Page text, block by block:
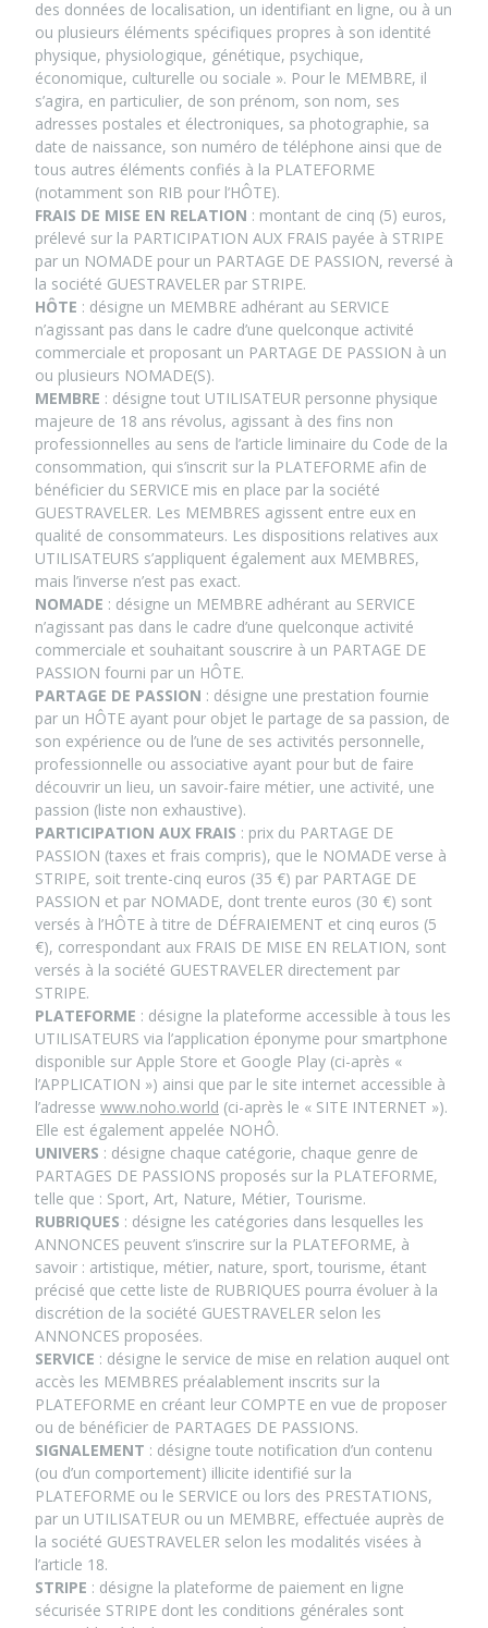
des données de localisation, un identifiant en ligne, ou à un
ou plusieurs éléments spécifiques propres à son identité
physique, physiologique, génétique, psychique,
économique, culturelle ou sociale ». Pour le MEMBRE, il
s’agira, en particulier, de son prénom, son nom, ses
adresses postales et électroniques, sa photographie, sa
date de naissance, son numéro de téléphone ainsi que de
tous autres éléments confiés à la PLATEFORME
(notamment son RIB pour l’HÔTE).
FRAIS DE MISE EN RELATION : montant de cinq (5) euros,
prélevé sur la PARTICIPATION AUX FRAIS payée à STRIPE
par un NOMADE pour un PARTAGE DE PASSION, reversé à
la société GUESTRAVELER par STRIPE.
HÔTE : désigne un MEMBRE adhérant au SERVICE
n’agissant pas dans le cadre d’une quelconque activité
commerciale et proposant un PARTAGE DE PASSION à un
ou plusieurs NOMADE(S).
MEMBRE : désigne tout UTILISATEUR personne physique
majeure de 18 ans révolus, agissant à des fins non
professionnelles au sens de l’article liminaire du Code de la
consommation, qui s’inscrit sur la PLATEFORME afin de
bénéficier du SERVICE mis en place par la société
GUESTRAVELER. Les MEMBRES agissent entre eux en
qualité de consommateurs. Les dispositions relatives aux
UTILISATEURS s’appliquent également aux MEMBRES,
mais l’inverse n’est pas exact.
NOMADE : désigne un MEMBRE adhérant au SERVICE
n’agissant pas dans le cadre d’une quelconque activité
commerciale et souhaitant souscrire à un PARTAGE DE
PASSION fourni par un HÔTE.
PARTAGE DE PASSION : désigne une prestation fournie
par un HÔTE ayant pour objet le partage de sa passion, de
son expérience ou de l’une de ses activités personnelle,
professionnelle ou associative ayant pour but de faire
découvrir un lieu, un savoir-faire métier, une activité, une
passion (liste non exhaustive).
PARTICIPATION AUX FRAIS : prix du PARTAGE DE
PASSION (taxes et frais compris), que le NOMADE verse à
STRIPE, soit trente-cinq euros (35 €) par PARTAGE DE
PASSION et par NOMADE, dont trente euros (30 €) sont
versés à l’HÔTE à titre de DÉFRAIEMENT et cinq euros (5
€), correspondant aux FRAIS DE MISE EN RELATION, sont
versés à la société GUESTRAVELER directement par
STRIPE.
PLATEFORME : désigne la plateforme accessible à tous les
UTILISATEURS via l’application éponyme pour smartphone
disponible sur Apple Store et Google Play (ci-après «
l’APPLICATION ») ainsi que par le site internet accessible à
l’adresse www.noho.world (ci-après le « SITE INTERNET »).
Elle est également appelée NOHÔ.
UNIVERS : désigne chaque catégorie, chaque genre de
PARTAGES DE PASSIONS proposés sur la PLATEFORME,
telle que : Sport, Art, Nature, Métier, Tourisme.
RUBRIQUES : désigne les catégories dans lesquelles les
ANNONCES peuvent s’inscrire sur la PLATEFORME, à
savoir : artistique, métier, nature, sport, tourisme, étant
précisé que cette liste de RUBRIQUES pourra évoluer à la
discrétion de la société GUESTRAVELER selon les
ANNONCES proposées.
SERVICE : désigne le service de mise en relation auquel ont
accès les MEMBRES préalablement inscrits sur la
PLATEFORME en créant leur COMPTE en vue de proposer
ou de bénéficier de PARTAGES DE PASSIONS.
SIGNALEMENT : désigne toute notification d’un contenu
(ou d’un comportement) illicite identifié sur la
PLATEFORME ou le SERVICE ou lors des PRESTATIONS,
par un UTILISATEUR ou un MEMBRE, effectuée auprès de
la société GUESTRAVELER selon les modalités visées à
l’article 18.
STRIPE : désigne la plateforme de paiement en ligne
sécurisée STRIPE dont les conditions générales sont